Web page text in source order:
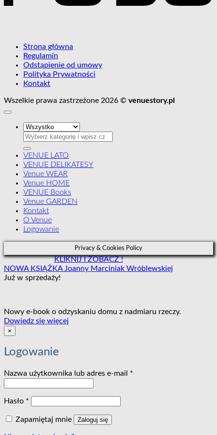
Strona główna
Regulamin
Odstąpienie od umowy
Polityka Prywatności
Kontakt
Wszelkie prawa zastrzeżone 2026 © venuestory.pl
Szukaj:
VENUE LATO
VENUE DELIKATESY
Venue WEAR
Venue HOME
VENUE Books
Venue GARDEN
Kontakt
O Venue
Logowanie
Privacy & Cookies Policy
KLIKNIJ I ZOBACZ !
NOWA KSIĄŻKA Joanny Marciniak Wróblewskiej
Już w sprzedaży!
Nowy e-book o odzyskaniu domu z nadmiaru rzeczy.
Dowiedz się więcej
×
Logowanie
Nazwa użytkownika lub adres e-mail *
Hasło *
Zapamiętaj mnie Zaloguj się